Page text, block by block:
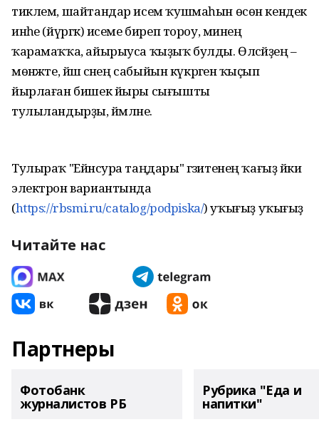
тиклем, шайтандар исем ҡушмаһын өсөн кендек
инәһе (йүргәк) исеме биреп тороу, минең
ҡарамаҡҡа, айырыуса ҡыҙыҡ булды. Өләсәйҙең –
мөнәжәте, йәш әсәнең сабы­йын күкрәгенә ҡыҫып
йырлаған бишек йыры сығышты
тулыландырҙы, йәмләне.
Тулыраҡ "Ейәнсура таңдары" гәзитенең ҡағыҙ йәки
электрон вариантында
(https://rbsmi.ru/catalog/podpiska/) уҡығыҙ уҡығыҙ
Читайте нас
Партнеры
Фотобанк
журналистов РБ
Рубрика "Еда и
напитки"